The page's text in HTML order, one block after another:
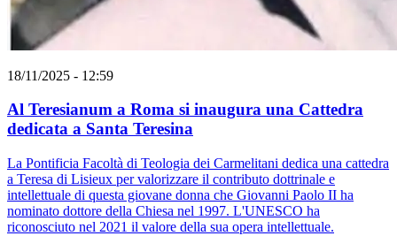
18/11/2025 - 12:59
Al Teresianum a Roma si inaugura una Cattedra
dedicata a Santa Teresina
La Pontificia Facoltà di Teologia dei Carmelitani dedica una cattedra
a Teresa di Lisieux per valorizzare il contributo dottrinale e
intellettuale di questa giovane donna che Giovanni Paolo II ha
nominato dottore della Chiesa nel 1997. L'UNESCO ha
riconosciuto nel 2021 il valore della sua opera intellettuale.